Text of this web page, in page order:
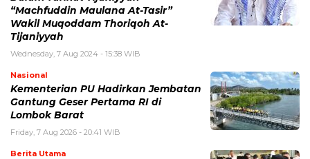
“Machfuddin Maulana At-Tasir”
Wakil Muqoddam Thoriqoh At-
Tijaniyyah
Wednesday, 7 Aug 2024 - 15:38 WIB
Nasional
Kementerian PU Hadirkan Jembatan
Gantung Geser Pertama RI di
Lombok Barat
Friday, 7 Aug 2026 - 20:41 WIB
Berita Utama